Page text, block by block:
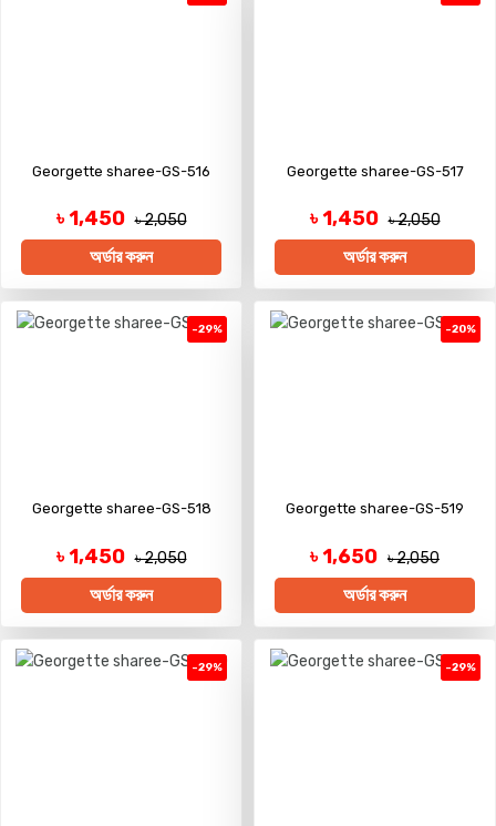
Georgette sharee-GS-516
৳ 1,450 ৳ 2,050
অর্ডার করুন
Georgette sharee-GS-517
৳ 1,450 ৳ 2,050
অর্ডার করুন
-29%
Georgette sharee-GS-518
৳ 1,450 ৳ 2,050
অর্ডার করুন
-20%
Georgette sharee-GS-519
৳ 1,650 ৳ 2,050
অর্ডার করুন
-29% -29%